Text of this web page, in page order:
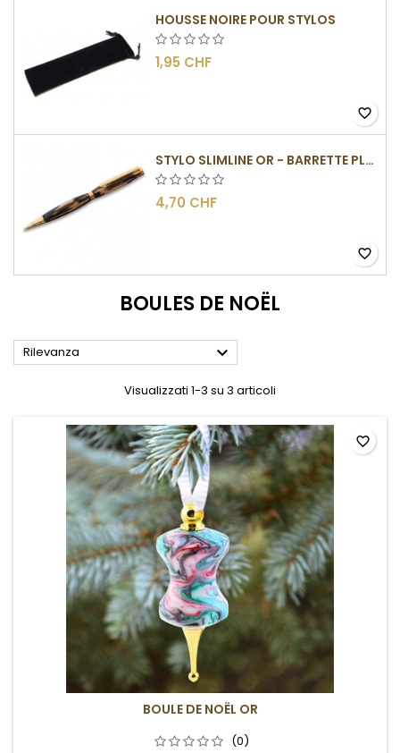
HOUSSE NOIRE POUR STYLOS
1,95 CHF
favorite_border
STYLO SLIMLINE OR - BARRETTE PLATE
4,70 CHF
favorite_border
BOULES DE NOËL
Rilevanza 
Visualizzati 1-3 su 3 articoli
BOULE DE NOËL OR
(0)
favorite_border